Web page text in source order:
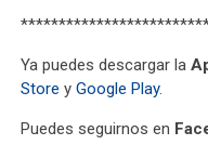
Ya puedes descargar la
Store yGoogle Play.
Puedes seguirnos en